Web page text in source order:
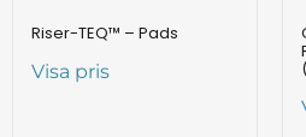
Riser-TEQ™ – Pads
Visa pris